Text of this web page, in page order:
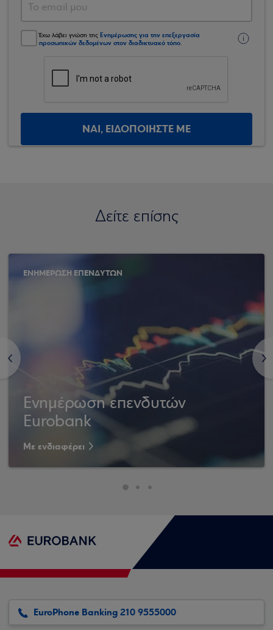
Έχω λάβει γνώση της Ενημέρωσης για την επεξεργασία
προσωπικών δεδομένων στον διαδικτυακό τόπο.
ΝΑΙ, ΕΙΔΟΠΟΙΗΣΤΕ ΜΕ
Δείτε επίσης
<
ΕΝΗΜΕΡΩΣΗ ΕΠΕΝΔΥΤΩΝ
Ενημέρωση επενδυτών
Eurobank
Με ενδιαφέρει
>
EuroPhone Banking 210 9555000